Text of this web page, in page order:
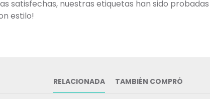
satisfechas, nuestras etiquetas han sido
estilo!
RELACIONADA TAMBIÉN COMPRÓ